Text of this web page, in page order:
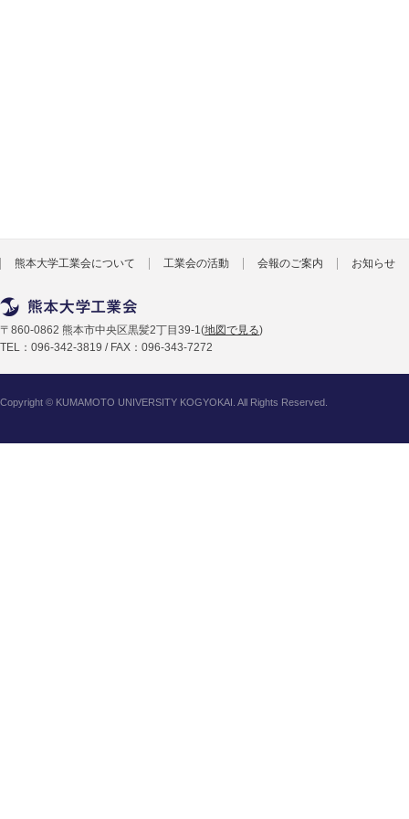
熊本大学工業会について 工業会の活動 会報のご案内 お知らせ
〒 860-0862 熊本市中央区黒髪2丁目39-1(地図で見る)
TEL： 096-342-3819 / FAX： 096-343-7272
Copyright © KUMAMOTO UNIVERSITY KOGYOKAI. All Rights Reserved.